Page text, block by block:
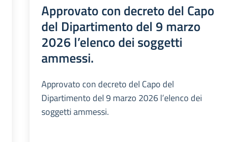
Approvato con decreto del Capo
del Dipartimento del 9 marzo
2026 l’elenco dei soggetti
ammessi.
Approvato con decreto del Capo del
Dipartimento del 9 marzo 2026 l’elenco dei
soggetti ammessi.